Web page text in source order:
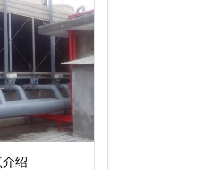
绍